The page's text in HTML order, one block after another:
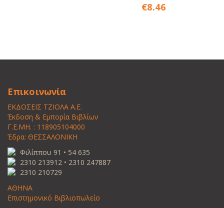
€8.46
Επικοινωνία
ΕΚΔΟΣΕΙΣ ΤΖΙΟΛΑ Α.Ε.
Έκδοση & Εμπορία Βιβλίων
Γ.Ε.ΜΗ. : 118905104000
Έδρα: ΘΕΣΣΑΛΟΝΙΚΗ
Φιλίππου 91 • 54 635
2310 213912 • 2310 247887
2310 210729
ΑΘΗΝΑ
Επιστημονικό Βιβλιοπωλείο